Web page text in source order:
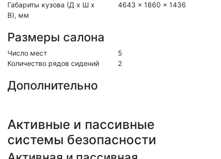
Габариты кузова (Д x Ш x
В), мм
4643 x 1860 x 1436
Размеры салона
Число мест
5
Количество рядов сидений
2
Дополнительно
Активные и пассивные
системы безопасности